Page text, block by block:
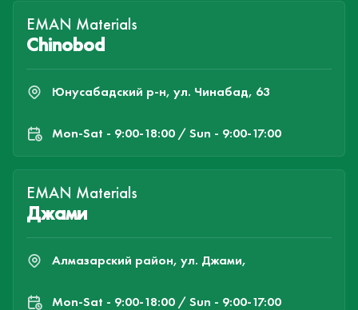
EMAN Materials
Chinobod
Юнусабадский р-н, ул. Чинабад, 63
Mon-Sat - 9:00-18:00 / Sun - 9:00-17:00
EMAN Materials
Джами
Алмазарский район, ул. Джами,
Mon-Sat - 9:00-18:00 / Sun - 9:00-17:00